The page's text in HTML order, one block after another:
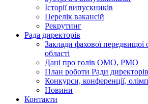
Історії випускників
Перелік вакансій
Рекрутинг
Рада директорів
Заклади фахової передвищої
області
Дані про голів ОМО, РМО
План роботи Ради
Конкурси, конференції,
Новини
Контакти